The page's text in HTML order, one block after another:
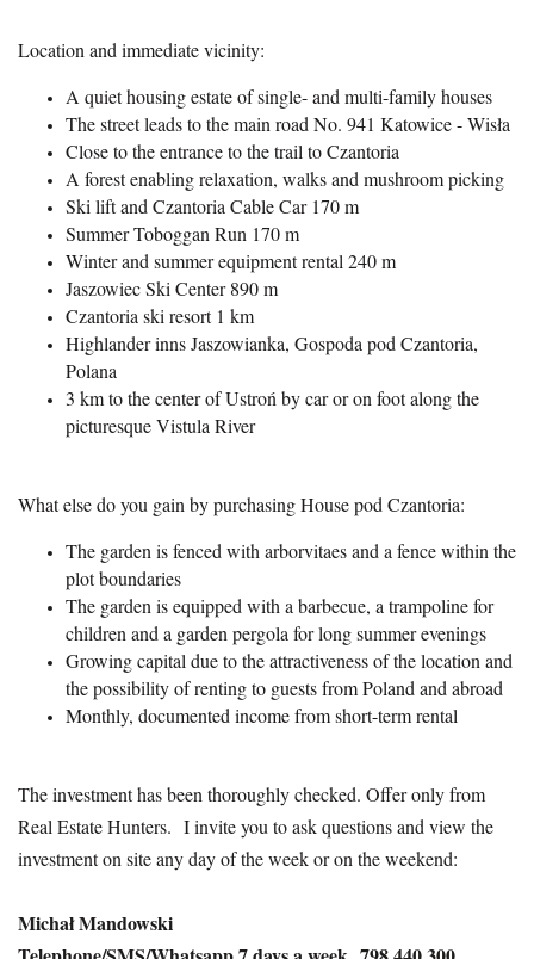
Location and immediate vicinity:
A quiet housing estate of single- and multi-family houses
The street leads to the main road No. 941 Katowice - Wisła
Close to the entrance to the trail to Czantoria
A forest enabling relaxation, walks and mushroom picking
Ski lift and Czantoria Cable Car 170 m
Summer Toboggan Run 170 m
Winter and summer equipment rental 240 m
Jaszowiec Ski Center 890 m
Czantoria ski resort 1 km
Highlander inns Jaszowianka, Gospoda pod Czantoria,
Polana
3 km to the center of Ustroń by car or on foot along the
picturesque Vistula River
What else do you gain by purchasing House pod Czantoria:
The garden is fenced with arborvitaes and a fence within the
plot boundaries
The garden is equipped with a barbecue, a trampoline for
children and a garden pergola for long summer evenings
Growing capital due to the attractiveness of the location and
the possibility of renting to guests from Poland and abroad
Monthly, documented income from short-term rental
The investment has been thoroughly checked. Offer only from
Real Estate Hunters. I invite you to ask questions and view the
investment on site any day of the week or on the weekend:
Michał Mandowski